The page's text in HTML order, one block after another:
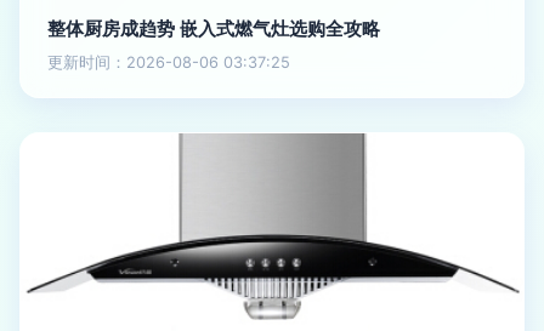
整体厨房成趋势 嵌入式燃气灶选购全攻略
更新时间：2026-08-06 03:37:25